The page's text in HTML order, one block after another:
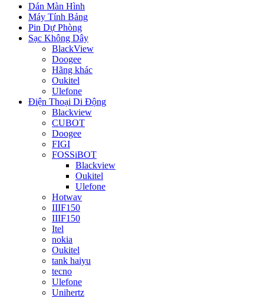
Dán Màn Hình
Máy Tính Bảng
Pin Dự Phòng
Sạc Không Dây
BlackView
Doogee
Hãng khác
Oukitel
Ulefone
Điện Thoại Di Động
Blackview
CUBOT
Doogee
FIGI
FOSSiBOT
Blackview
Oukitel
Ulefone
Hotwav
IIIF150
IIIF150
Itel
nokia
Oukitel
tank haiyu
tecno
Ulefone
Unihertz